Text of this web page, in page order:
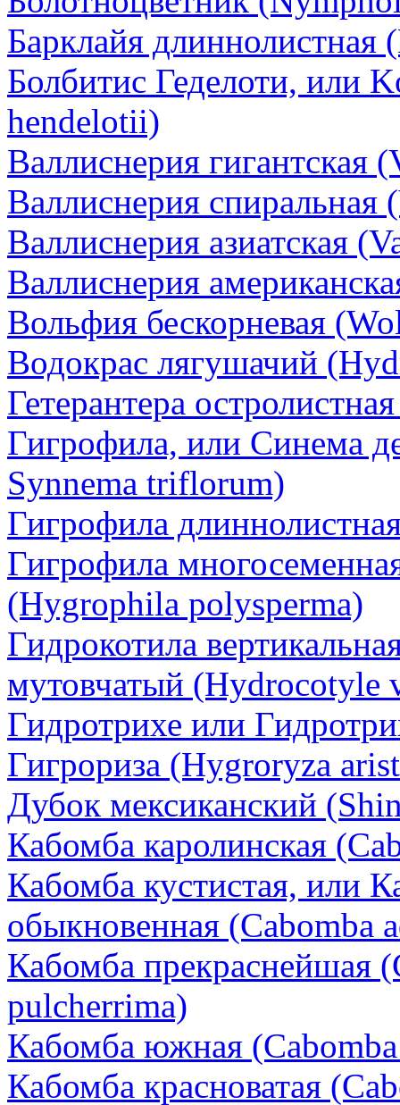
Барклайя
Болбитис Геделоти, или
hendelotii)
Валлиснерия гигантская
Валлиснерия спиральная
Валлиснерия азиатская
Валлиснерия
Вольфия бескорневая
Водокрас лягушачий
Гетерантера
Гигрофила, или Синема
Synnema triflorum)
Гигрофила
Гигрофила
(Hygrophila polysperma)
Гидрокотила
мутовчатый (Hydrocotyle
Гидротрихе или
Гигрориза (Hygroryza
Дубок мексиканский
Кабомба каролинская
Кабомба кустистая, или
обыкновенная (Cabomba
Кабомба прекраснейшая
pulcherrima)
Кабомба южная
Кабомба красноватая